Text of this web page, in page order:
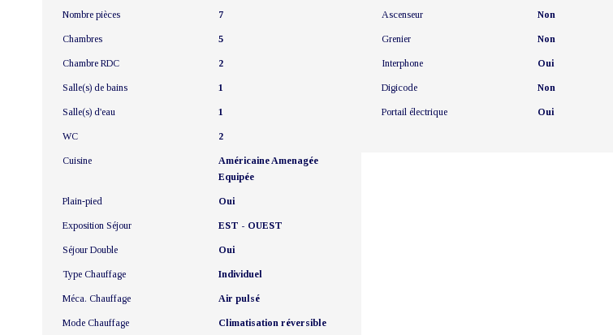
Nombre pièces 7
Chambres 5
Chambre RDC 2
Salle(s) de bains 1
Salle(s) d'eau 1
WC 2
Cuisine
Américaine Amenagée
Equipée
Plain-pied Oui
Exposition Séjour EST - OUEST
Séjour Double Oui
Type Chauffage Individuel
Méca. Chauffage Air pulsé
Mode Chauffage Climatisation réversible
Ascenseur Non
Grenier Non
Interphone Oui
Digicode Non
Portail électrique Oui